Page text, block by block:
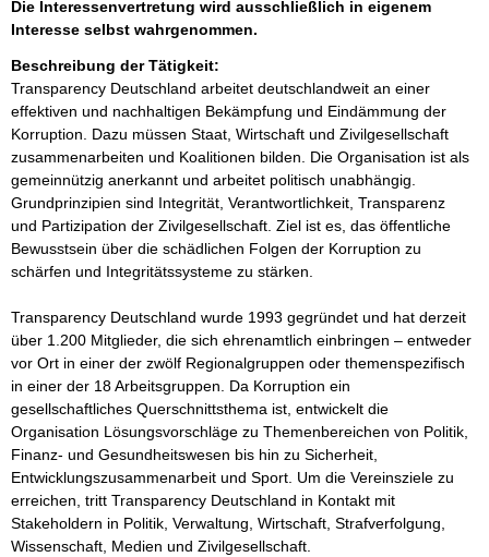
Die Interessenvertretung wird ausschließlich in eigenem
Interesse selbst wahrgenommen.
Beschreibung der Tätigkeit:
Transparency Deutschland arbeitet deutschlandweit an einer
effektiven und nachhaltigen Bekämpfung und Eindämmung der
Korruption. Dazu müssen Staat, Wirtschaft und Zivilgesellschaft
zusammenarbeiten und Koalitionen bilden. Die Organisation ist als
gemeinnützig anerkannt und arbeitet politisch unabhängig.
Grundprinzipien sind Integrität, Verantwortlichkeit, Transparenz
und Partizipation der Zivilgesellschaft. Ziel ist es, das öffentliche
Bewusstsein über die schädlichen Folgen der Korruption zu
schärfen und Integritätssysteme zu stärken.
Transparency Deutschland wurde 1993 gegründet und hat derzeit
über 1.200 Mitglieder, die sich ehrenamtlich einbringen – entweder
vor Ort in einer der zwölf Regionalgruppen oder themenspezifisch
in einer der 18 Arbeitsgruppen. Da Korruption ein
gesellschaftliches Querschnittsthema ist, entwickelt die
Organisation Lösungsvorschläge zu Themenbereichen von Politik,
Finanz- und Gesundheitswesen bis hin zu Sicherheit,
Entwicklungszusammenarbeit und Sport. Um die Vereinsziele zu
erreichen, tritt Transparency Deutschland in Kontakt mit
Stakeholdern in Politik, Verwaltung, Wirtschaft, Strafverfolgung,
Wissenschaft, Medien und Zivilgesellschaft.